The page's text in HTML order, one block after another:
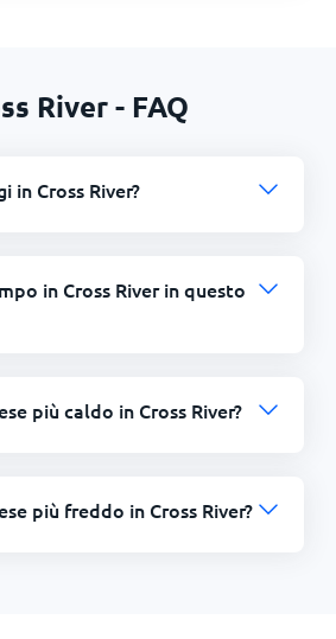
River - FAQ
in Cross River?
in Cross River in questo
più caldo in Cross River?
più freddo in Cross River?